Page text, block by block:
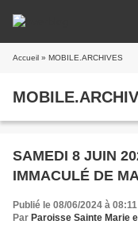
Accueil » MOBILE.ARCHIVES
SAMEDI 8 JUIN
IMMACULÉ DE
Publié le 08/06/2024 à 08:11
Par Paroisse Sainte Marie